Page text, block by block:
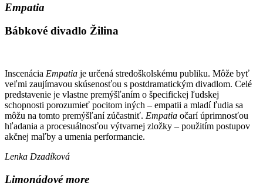
Empatia
Bábkové divadlo Žilina
Inscenácia Empatia je určená stredoškolskému publiku. Môže byť
veľmi zaujímavou skúsenosťou s postdramatickým divadlom. Celé
predstavenie je vlastne premýšľaním o špecifickej ľudskej
schopnosti porozumieť pocitom iných – empatii a mladí ľudia sa
môžu na tomto premýšľaní zúčastniť. Empatia očarí úprimnosťou
hľadania a procesuálnosťou výtvarnej zložky – použitím postupov
akčnej maľby a umenia performancie.
Lenka Dzadíková
Limonádové more